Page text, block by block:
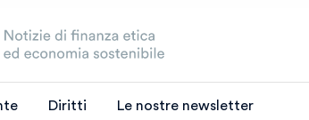
Diritti Le nostre newsletter